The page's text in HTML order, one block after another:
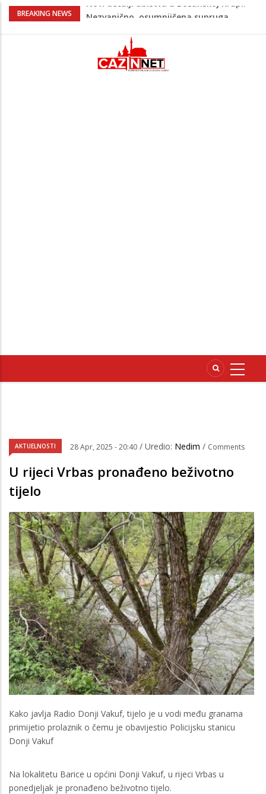
BREAKING NEWS
Na Ahiret preselila Bešić (rođ. Blažević)
Na Ahiret preselio ŠUPUK (Refik) ŠEFIK
Evo koje države su zasad za, a koje
protiv Infantina na izborima: Srbija i
AKTUELNOSTI 28 Apr, 2025 - 20:40 / Uredio: Nedim / Comments
U rijeci Vrbas pronađeno beživotno
tijelo
Kako javlja Radio Donji Vakuf, tijelo je u vodi među granama
primijetio prolaznik o čemu je obavijestio Policijsku stanicu
Donji Vakuf
Na lokalitetu Barice u općini Donji Vakuf, u rijeci Vrbas u
ponedjeljak je pronađeno beživotno tijelo.